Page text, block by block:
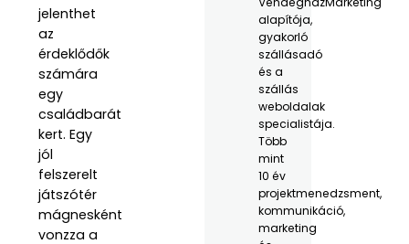
jelenthet
az
érdeklődők
számára
egy
családbarát
kert. Egy
jól
felszerelt
játszótér
mágnesként
vonzza a
alapítója,
gyakorló
szállásadó
és a
szállás
weboldalak
specialistája.
Több
mint
10 év
projektmenedzsment,
kommunikáció,
marketing